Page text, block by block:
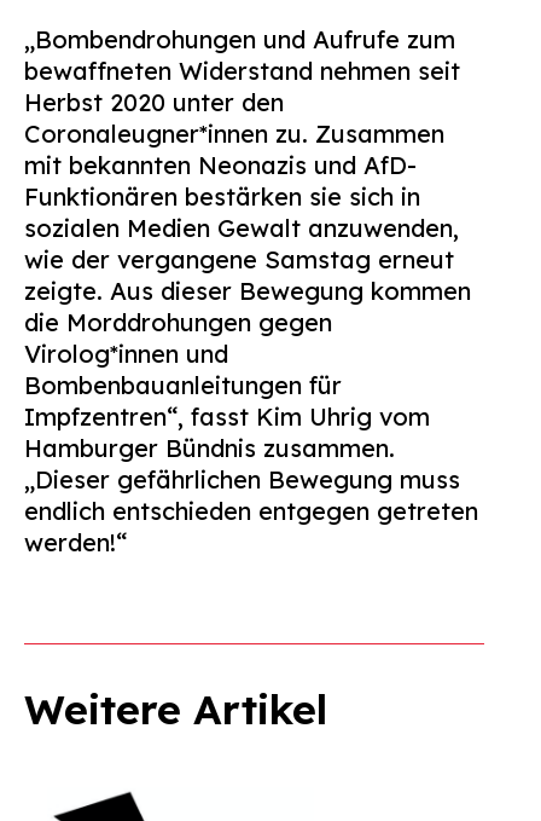
„Bombendrohungen und Aufrufe zum
bewaffneten Widerstand nehmen seit
Herbst 2020 unter den
Coronaleugner*innen zu. Zusammen
mit bekannten Neonazis und AfD-
Funktionären bestärken sie sich in
sozialen Medien Gewalt anzuwenden,
wie der vergangene Samstag erneut
zeigte. Aus dieser Bewegung kommen
die Morddrohungen gegen
Virolog*innen und
Bombenbauanleitungen für
Impfzentren“, fasst Kim Uhrig vom
Hamburger Bündnis zusammen.
„Dieser gefährlichen Bewegung muss
endlich entschieden entgegen getreten
werden!“
Weitere Artikel